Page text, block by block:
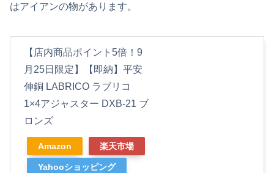
はアイアンの物があります。
【店内商品ポイント5倍！9
月25日限定】【即納】平安
伸銅 LABRICO ラブリコ
1×4アジャスター DXB-21 ブ
ロンズ
Amazon 楽天市場
Yahooショッピング